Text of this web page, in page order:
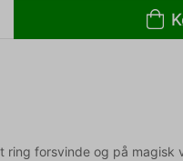
ring forsvinde og på